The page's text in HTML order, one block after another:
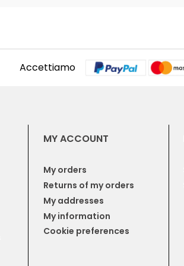
Accettiamo
MY ACCOUNT
My orders
Returns of my orders
My addresses
My information
Cookie preferences